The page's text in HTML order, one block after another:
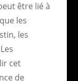
être lié à
les
les
cet
de